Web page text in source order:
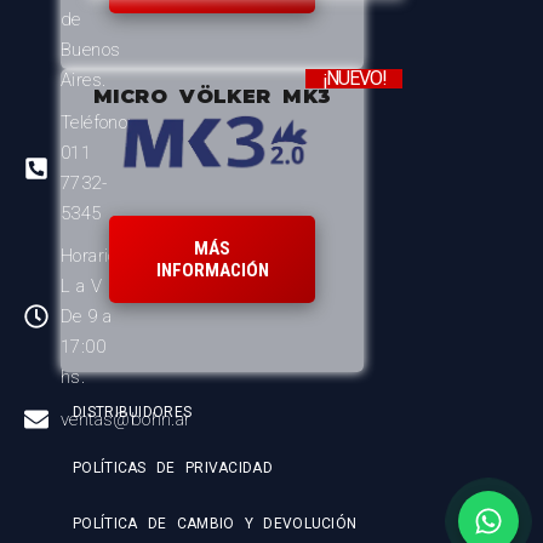
de
Buenos
Aires.
Teléfono:
011
7732-
5345
Horario:
L a V
De 9 a
17:00
hs.
ventas@bohn.ar
MICRO VÖLKER MK3
¡NUEVO!
MÁS
INFORMACIÓN
DISTRIBUIDORES
POLÍTICAS DE PRIVACIDAD
POLÍTICA DE CAMBIO Y DEVOLUCIÓN